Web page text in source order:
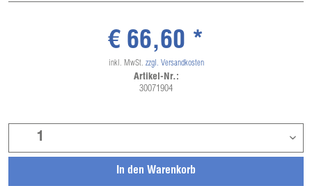
In den Warenkorb
€ 66,60 *
inkl. MwSt. zzgl. Versandkosten
Artikel-Nr.:
30071904